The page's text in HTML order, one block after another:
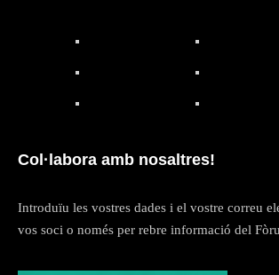
Col·labora amb nosaltres!
Introduïu les vostres dades i el vostre correu
vos soci o només per rebre informació del